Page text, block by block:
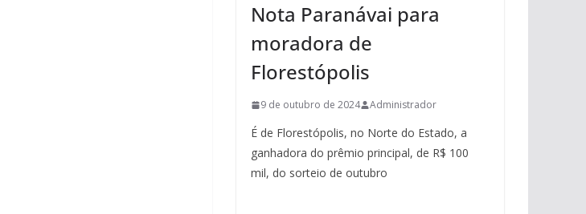
Nota Paranávai para
moradora de
Florestópolis
9 de outubro de 2024 Administrador
É de Florestópolis, no Norte do Estado, a
ganhadora do prêmio principal, de R$ 100
mil, do sorteio de outubro